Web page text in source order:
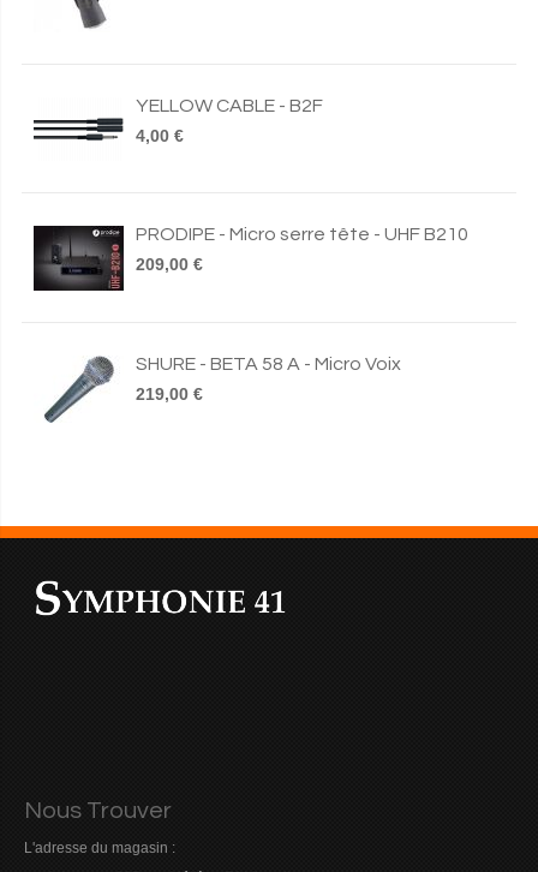
YELLOW CABLE - B2F
4,00 €
PRODIPE - Micro serre tête - UHF B210
209,00 €
SHURE - BETA 58 A - Micro Voix
219,00 €
Nous Trouver
L'adresse du magasin :